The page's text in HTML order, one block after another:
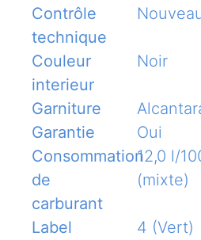
Contrôle
technique
Couleur
interieur
Noir
Garniture
Garantie
Oui
Consommation
de
carburant
12,0 l/
(mixte)
Label
4 (Vert)